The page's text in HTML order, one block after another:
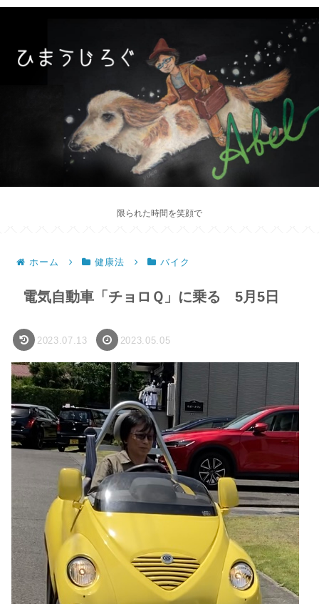
限られた時間を笑顔で
ホーム 健康法 バイク
電気自動車「チョロＱ」に乗る 5月5日
2023.07.13 2023.05.05